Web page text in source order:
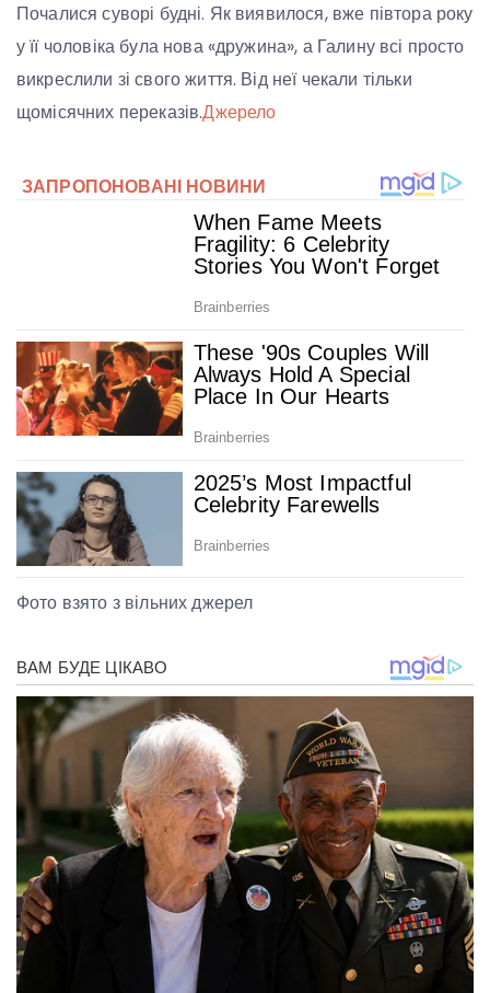
Почалися суворі будні. Як виявилося, вже півтора року
у її чоловіка була нова «дружина», а Галину всі просто
викреслили зі свого життя. Від неї чекали тільки
щомісячних переказів.Джерело
Фото взято з вільних джерел